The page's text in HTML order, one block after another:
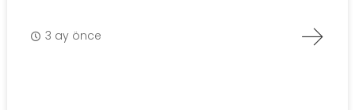
3 ay önce